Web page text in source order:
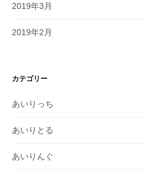
2019年3月
2019年2月
カテゴリー
あいりっち
あいりとる
あいりんぐ